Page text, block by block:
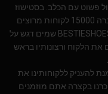
פשוט עם הכלב. בסטישוז
התחילה בייבוא של נעליים לפני 6 שנים וצברה 15000 לקוחות מרוצים
חוזרים אשר הפכו כבר לבני בית.אנחנו צוות BESTIESHOES שמים דגש על
את הלקוח ורצונותיו בראש
להעניק ללקוחותינו את
בקצרה אתם מוזמנים